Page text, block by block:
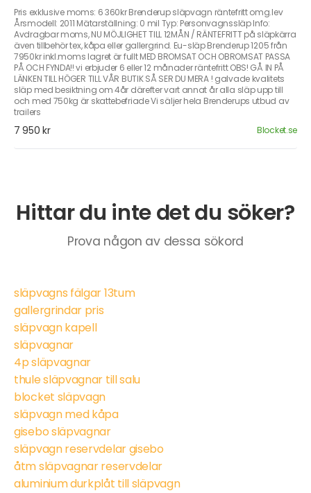
Pris exklusive moms: 6 360kr Brenderup släpvagn räntefritt omg.lev
Årsmodell: 2011 Mätarställning: 0 mil Typ: Personvagnssläp Info:
Avdragbar moms, NU MÖJLIGHET TILL 12MÅN / RÄNTEFRITT på släpkärra
även tillbehör tex, kåpa eller gallergrind. Eu-släp Brenderup 1205 från
7950kr inkl.moms lagret är fullt MED BROMSAT OCH OBROMSAT PASSA
PÅ OCH FYNDA!! vi erbjuder 6 eller 12 månader räntefritt OBS! GÅ IN PÅ
LÄNKEN TILL HÖGER TILL VÅR BUTIK SÅ SER DU MERA ! galvade kvalitets
släp med besiktning om 4år därefter vart annat år alla släp upp till
och med 750kg är skattebefriade Vi säljer hela Brenderups utbud av
trailers
7 950 kr Blocket.se
Hittar du inte det du söker?
Prova någon av dessa sökord
släpvagns fälgar 13tum
gallergrindar pris
släpvagn kapell
släpvagnar
4p släpvagnar
thule släpvagnar till salu
blocket släpvagn
släpvagn med kåpa
gisebo släpvagnar
släpvagn reservdelar gisebo
åtm släpvagnar reservdelar
aluminium durkplåt till släpvagn